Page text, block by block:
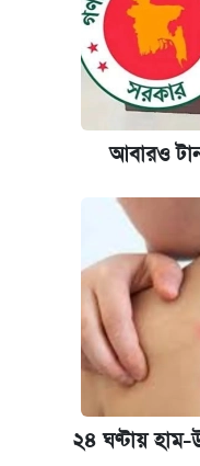
আবারও
২৪ ঘণ্টায়